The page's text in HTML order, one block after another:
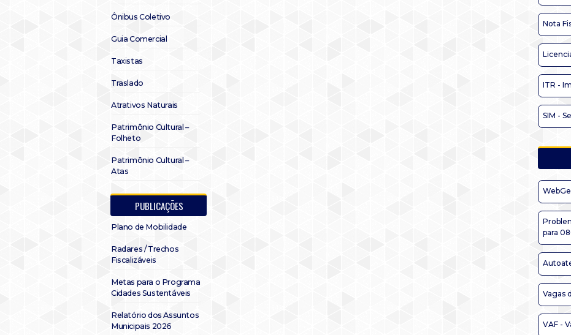
Ônibus Coletivo
Guia Comercial
Taxistas
Traslado
Atrativos Naturais
Patrimônio Cultural –
Folheto
Patrimônio Cultural –
Atas
PUBLICAÇÕES
Plano de Mobilidade
Radares / Trechos
Fiscalizáveis
Metas para o Programa
Cidades Sustentáveis
Relatório dos Assuntos
Municipais 2026
Nota
ITR -
SIM -
para
Vagas
VAF -